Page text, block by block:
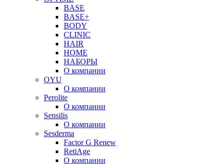
BASE
BASE+
BODY
CLINIC
HAIR
HOME
НАБОРЫ
О компании
OYU
О компании
Perolite
О компании
Sensilis
О компании
Sesderma
Factor G Renew
RetiAge
О компании